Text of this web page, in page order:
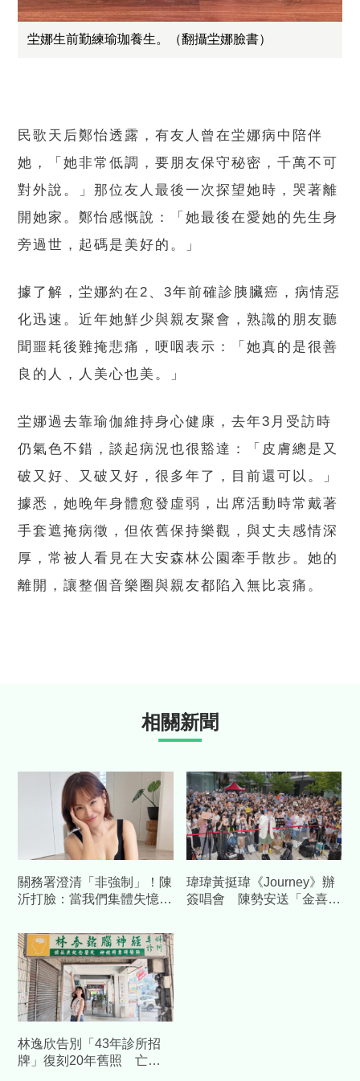
坣娜生前勤練瑜珈養生。（翻攝坣娜臉書）
民歌天后鄭怡透露，有友人曾在坣娜病中陪伴
她，「她非常低調，要朋友保守秘密，千萬不可
對外說。」那位友人最後一次探望她時，哭著離
開她家。鄭怡感慨說：「她最後在愛她的先生身
旁過世，起碼是美好的。」
據了解，坣娜約在2、3年前確診胰臟癌，病情惡
化迅速。近年她鮮少與親友聚會，熟識的朋友聽
聞噩耗後難掩悲痛，哽咽表示：「她真的是很善
良的人，人美心也美。」
坣娜過去靠瑜伽維持身心健康，去年3月受訪時
仍氣色不錯，談起病況也很豁達：「皮膚總是又
破又好、又破又好，很多年了，目前還可以。」
據悉，她晚年身體愈發虛弱，出席活動時常戴著
手套遮掩病徵，但依舊保持樂觀，與丈夫感情深
厚，常被人看見在大安森林公園牽手散步。她的
離開，讓整個音樂圈與親友都陷入無比哀痛。
相關新聞
關務署澄清「非強制」！陳
沂打臉：當我們集體失憶？
瑋瑋黃挺瑋《Journey》辦
簽唱會 陳勢安送「金喜」
林逸欣告別「43年診所招
牌」復刻20年舊照 亡父